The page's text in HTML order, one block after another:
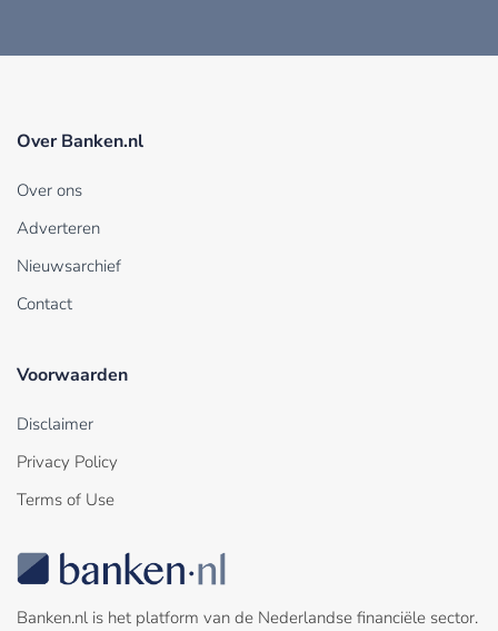
Over Banken.nl
Over ons
Adverteren
Nieuwsarchief
Contact
Voorwaarden
Disclaimer
Privacy Policy
Terms of Use
Banken.nl is het platform van de Nederlandse financiële sector.